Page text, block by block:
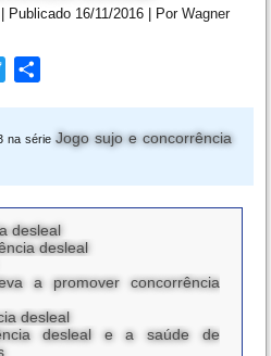
Publicado 16/11/2016 Por Wagner
Twitter
na série Jogo sujo e concorrência
desleal
desleal
a promover concorrência
desleal
desleal e a saúde de